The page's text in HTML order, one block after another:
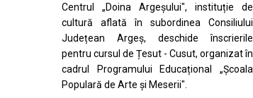
Centrul „Doina Argeșului", instituție de
cultură aflată în subordinea Consiliului
Județean Argeș, deschide înscrierile
pentru cursul de Țesut - Cusut, organizat în
cadrul Programului Educațional „Școala
Populară de Arte și Meserii".